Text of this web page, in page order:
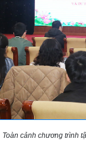
Toàn cảnh chương trình